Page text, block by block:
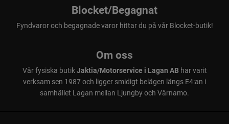
Blocket/Begagnat
Fyndvaror och begagnade varor hittar du på vår Blocket-butik!
Om oss
Vår fysiska butikJaktia/Motorservice i Lagan ABhar varit
verksam sen 1987 och ligger smidigt belägen längs E4:an i
samhället Lagan mellan Ljungby och Värnamo.